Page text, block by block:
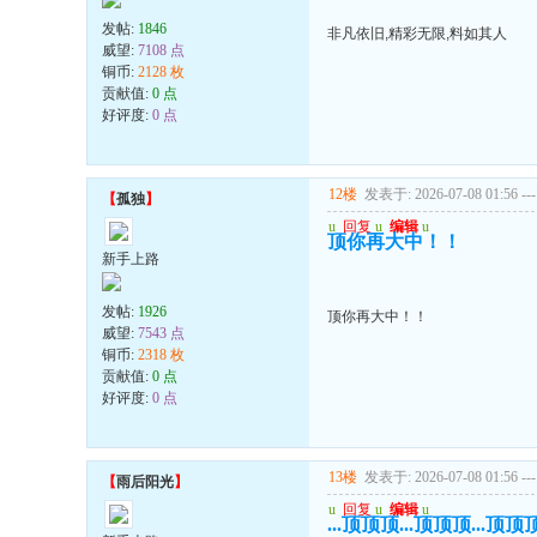
发帖: 1846
威望: 7108 点
铜币: 2128 枚
贡献值: 0 点
好评度: 0 点
非凡依旧,精彩无限,料如其人
【孤独】
新手上路
发帖: 1926
威望: 7543 点
铜币: 2318 枚
贡献值: 0 点
好评度: 0 点
12楼 发表于: 2026-07-08 01:56 ---
u 回复 u 编辑 u
顶你再大中！！
顶你再大中！！
【雨后阳光】 13楼 发表于: 2026-07-08 01:56 ---
u 回复 u 编辑 u
...顶顶顶...顶顶顶...顶顶